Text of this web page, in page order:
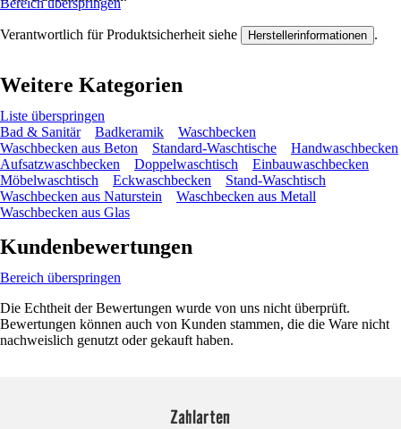
Bereich überspringen
Verantwortlich für Produktsicherheit siehe Herstellerinformationen .
Weitere Kategorien
Liste überspringen
Bad & Sanitär
Badkeramik
Waschbecken
Waschbecken aus Beton
Standard-Waschtische
Handwaschbecken
Aufsatzwaschbecken
Doppelwaschtisch
Einbauwaschbecken
Möbelwaschtisch
Eckwaschbecken
Stand-Waschtisch
Waschbecken aus Naturstein
Waschbecken aus Metall
Waschbecken aus Glas
Kundenbewertungen
Bereich überspringen
Die Echtheit der Bewertungen wurde von uns nicht überprüft.
Bewertungen können auch von Kunden stammen, die die Ware nicht
nachweislich genutzt oder gekauft haben.
Zahlarten